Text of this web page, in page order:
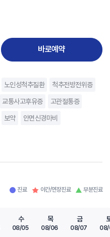
바로예약
노인성척추질환 척추전방전위증
교통사고후유증 고관절통증
보약 안면신경마비
진료 야간/연장진료 부분진료
수
08/05
목
08/06
금
08/07